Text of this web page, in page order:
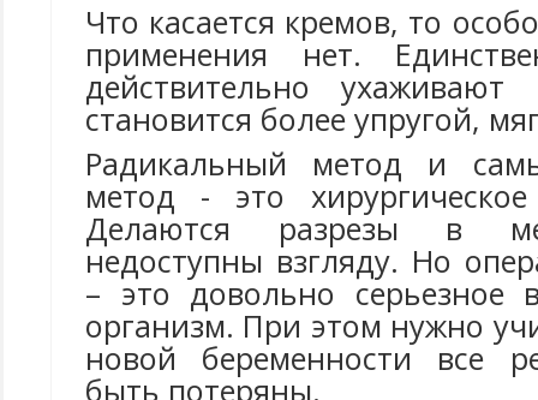
Что касается кремов, то
применения нет.
действительно
становится более упругой,
Радикальный метод и
метод - это
Делаются разрезы в
недоступны взгляду. Но
– это довольно серьезное
организм. При этом нужно
новой беременности все
быть потеряны.